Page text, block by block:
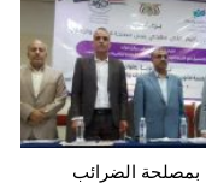
بمصلحة الضرائب